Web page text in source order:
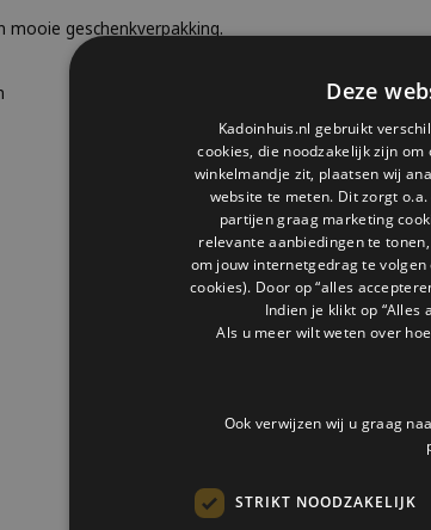
mooie geschenkverpakking.
Deze
Kadoinhuis.nl gebruikt
cookies, die noodzakelijk zijn
winkelmandje zit, plaatsen wij
website te meten. Dit zorgt
partijen graag marketing
relevante aanbiedingen te
om jouw internetgedrag te
cookies). Door op “alles
Indien je klikt op “Alles
Als u meer wilt weten over
Ook verwijzen wij u graag
STRIKT NOODZAKELIJK